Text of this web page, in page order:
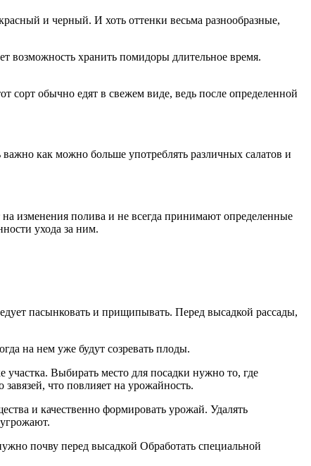
и черный. И хоть оттенки весьма разнообразные,
возможность хранить помидоры длительное время.
сорт обычно едят в свежем виде, ведь после определенной
как можно больше употреблять различных салатов и
изменения полива и не всегда принимают определенные
ухода за ним.
пасынковать и прищипывать. Перед высадкой рассады,
на нем уже будут созревать плоды.
Выбирать место для посадки нужно то, где
что повлияет на урожайность.
и качественно формировать урожай. Удалять
почву перед высадкой Обработать специальной